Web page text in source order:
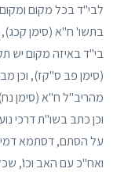
לבי"ד בכל מקום ומקום
בתשו' ח"א (סימן
בי"ד באיזה מקום יש
(סימן פב ס"קז), וכן
מהריב"ל ח"א (סימן
וכן כתב בשו"ת דרכי
על הסתם, דסתמא
ואח"כ עם האב וכו',